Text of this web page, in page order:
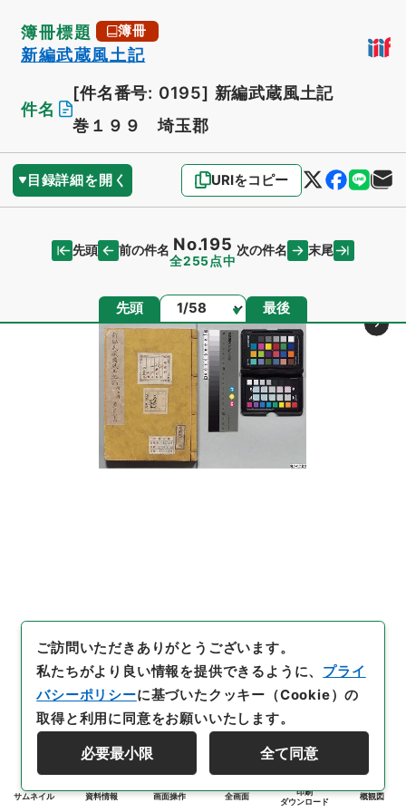
簿冊標題 簿冊
新編武蔵風土記
件名
[件名番号: 0195] 新編武蔵風土記
巻１９９ 埼玉郡
目録詳細を開く URIをコピー
先頭 前の件名 No.195
全255点中
次の件名 末尾
先頭 ページ 最後
サムネイル 資料情報 画面操作 全画面
印刷
ダウンロード
概観図
ご訪問いただきありがとうございます。
私たちがより良い情報を提供できるように、 プライ
バシーポリシーに基づいたクッキー（Cookie）の
取得と利用に同意をお願いいたします。
必要最小限 全て同意